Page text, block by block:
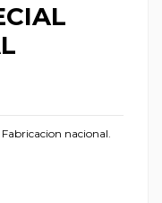
nacional.